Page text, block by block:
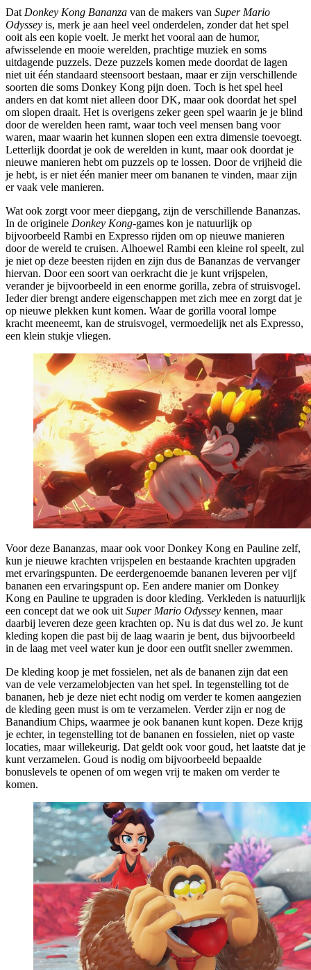
Dat Donkey Kong Bananza van de makers van Super Mario
Odyssey is, merk je aan heel veel onderdelen, zonder dat het spel
ooit als een kopie voelt. Je merkt het vooral aan de humor,
afwisselende en mooie werelden, prachtige muziek en soms
uitdagende puzzels. Deze puzzels komen mede doordat de lagen
niet uit één standaard steensoort bestaan, maar er zijn verschillende
soorten die soms Donkey Kong pijn doen. Toch is het spel heel
anders en dat komt niet alleen door DK, maar ook doordat het spel
om slopen draait. Het is overigens zeker geen spel waarin je je blind
door de werelden heen ramt, waar toch veel mensen bang voor
waren, maar waarin het kunnen slopen een extra dimensie toevoegt.
Letterlijk doordat je ook de werelden in kunt, maar ook doordat je
nieuwe manieren hebt om puzzels op te lossen. Door de vrijheid die
je hebt, is er niet één manier meer om bananen te vinden, maar zijn
er vaak vele manieren.
Wat ook zorgt voor meer diepgang, zijn de verschillende Bananzas.
In de originele Donkey Kong-games kon je natuurlijk op
bijvoorbeeld Rambi en Expresso rijden om op nieuwe manieren
door de wereld te cruisen. Alhoewel Rambi een kleine rol speelt, zul
je niet op deze beesten rijden en zijn dus de Bananzas de vervanger
hiervan. Door een soort van oerkracht die je kunt vrijspelen,
verander je bijvoorbeeld in een enorme gorilla, zebra of struisvogel.
Ieder dier brengt andere eigenschappen met zich mee en zorgt dat je
op nieuwe plekken kunt komen. Waar de gorilla vooral lompe
kracht meeneemt, kan de struisvogel, vermoedelijk net als Expresso,
een klein stukje vliegen.
Voor deze Bananzas, maar ook voor Donkey Kong en Pauline zelf,
kun je nieuwe krachten vrijspelen en bestaande krachten upgraden
met ervaringspunten. De eerdergenoemde bananen leveren per vijf
bananen een ervaringspunt op. Een andere manier om Donkey
Kong en Pauline te upgraden is door kleding. Verkleden is natuurlijk
een concept dat we ook uitSuper Mario Odyssey kennen, maar
daarbij leveren deze geen krachten op. Nu is dat dus wel zo. Je kunt
kleding kopen die past bij de laag waarin je bent, dus bijvoorbeeld
in de laag met veel water kun je door een outfit sneller zwemmen.
De kleding koop je met fossielen, net als de bananen zijn dat een
van de vele verzamelobjecten van het spel. In tegenstelling tot de
bananen, heb je deze niet echt nodig om verder te komen aangezien
de kleding geen must is om te verzamelen. Verder zijn er nog de
Banandium Chips, waarmee je ook bananen kunt kopen. Deze krijg
je echter, in tegenstelling tot de bananen en fossielen, niet op vaste
locaties, maar willekeurig. Dat geldt ook voor goud, het laatste dat je
kunt verzamelen. Goud is nodig om bijvoorbeeld bepaalde
bonuslevels te openen of om wegen vrij te maken om verder te
komen.